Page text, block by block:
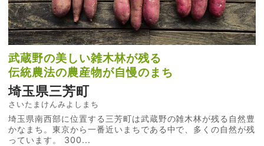
武蔵野の美しい雑木林が残る
伝統農法の農産物が自慢のまち
埼玉県三芳町
さいたまけんみよしまち
埼玉県南西部に位置する三芳町は武蔵野の雑木林が残る自然豊
かなまち。東京から一番近いまちである中で、多くの自然が残
っています。 300...